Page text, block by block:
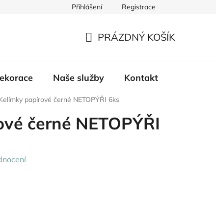
Přihlášení Registrace
KOŠÍK
PRÁZDNÝ KOŠÍK
Naše služby Kontakt
papírové černé NETOPÝŘI 6ks
černé NETOPÝŘI